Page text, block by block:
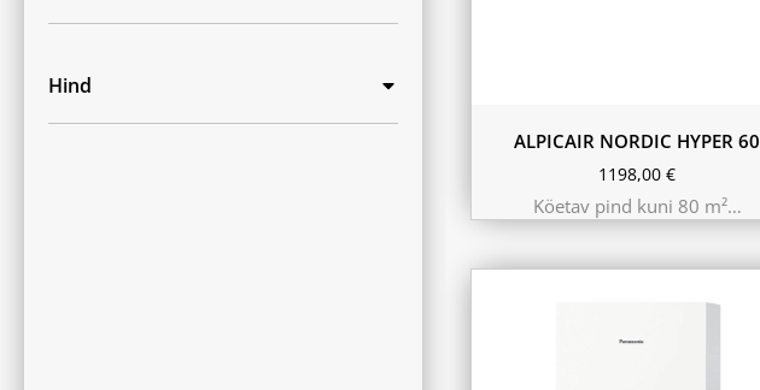
Hind
ALPICAIR NORDIC HYPER 60
1198,00€
Köetav pind kuni 80 m²…